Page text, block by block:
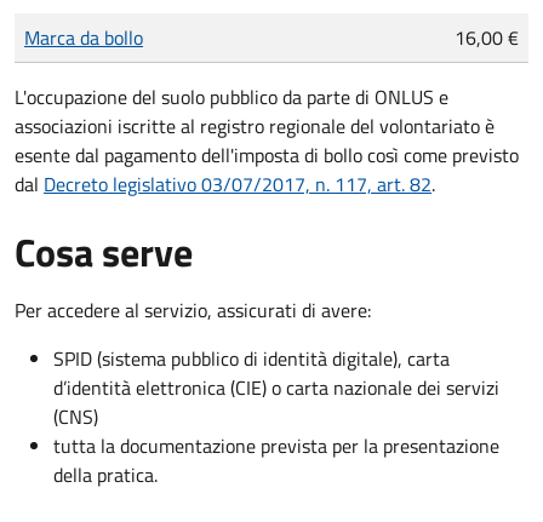
Tipo di pagamento
Importo
Marca da bollo 16,00 €
L'occupazione del suolo pubblico da parte di ONLUS e
associazioni iscritte al registro regionale del volontariato è
esente dal pagamento dell'imposta di bollo così come previsto
dal Decreto legislativo 03/07/2017, n. 117, art. 82.
Cosa serve
Per accedere al servizio, assicurati di avere:
SPID (sistema pubblico di identità digitale), carta
d’identità elettronica (CIE) o carta nazionale dei servizi
(CNS)
tutta la documentazione prevista per la presentazione
della pratica.